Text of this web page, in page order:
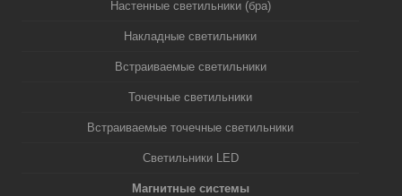
Настенные светильники (бра)
Накладные светильники
Встраиваемые светильники
Точечные светильники
Встраиваемые точечные светильники
Светильники LED
Магнитные системы